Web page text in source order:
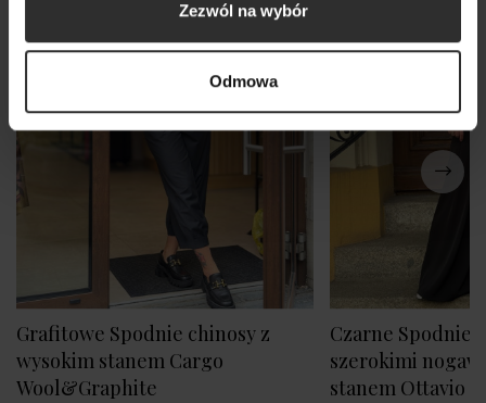
Zezwól na wybór
Odmowa
Grafitowe Spodnie chinosy z
wysokim stanem Cargo
Wool&Graphite
Czarne Spodnie
szerokimi
stanem Ottavio